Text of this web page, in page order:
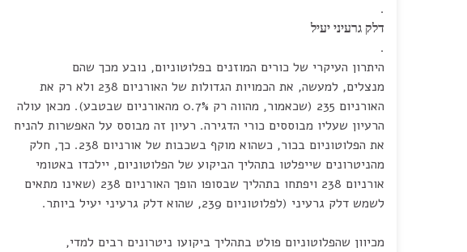
.
דלק גרעיני יעיל
.
היתרון העיקרי של כורים המוזנים בפלוטוניום, נובע מכך שהם
מנצלים, למעשה, את הכמויות הגדולות של האורניום 238 ולא רק את
האורניום 235 (שכאמור, מהווה רק 0.7% מהאורניום שבטבע). מכאן עולה
הרעיון שעליו מבוססים כורי הדגירה. רעיון זה מבוסס על האפשרות להניח
את הפלוטוניום בכור, כשהוא מוקף בשכבות של אורניום 238. כך, חלק
מהניטרונים שייפלטו בתהליך הביקוע של הפלוטוניום, יילכדו באטומי
אורניום 238 ויפתחו בתהליך שבסופו הופך האורניום 238 (שאינו מתאים
לשמש דלק גרעיני (לפלוטוניום 239, שהוא דלק גרעיני יעיל ביותר.
מכיוון שהפלוטוניום פולט בתהליך ביקועו ניטרונים רבים למדי,